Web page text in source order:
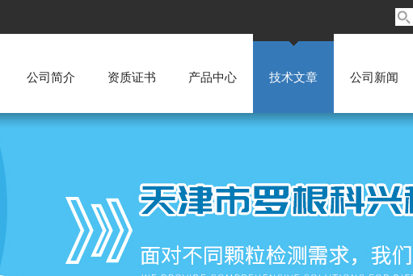
公司简介 资质证书 产品中心 技术文章 公司新闻